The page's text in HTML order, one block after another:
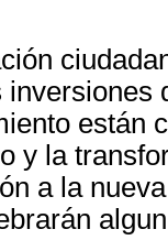
inversiones
están
y la
a la